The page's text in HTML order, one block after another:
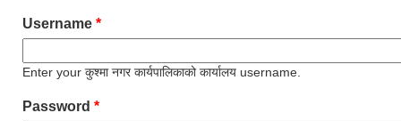
Username *
Enter your कुश्मा नगर कार्यपालिकाको कार्यालय username.
Password *